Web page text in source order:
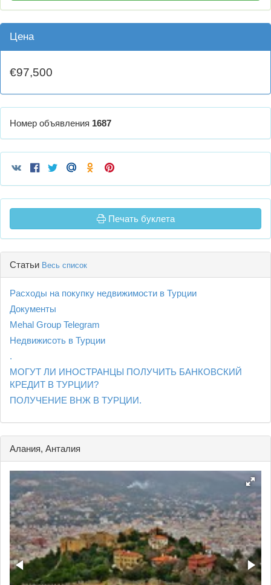
Цена
€97,500
Номер объявления 1687
Печать буклета
Статьи Весь список
Расходы на покупку недвижимости в Турции
Документы
Mehal Group Telegram
Недвижисоть в Турции
.
МОГУТ ЛИ ИНОСТРАНЦЫ ПОЛУЧИТЬ БАНКОВСКИЙ
КРЕДИТ В ТУРЦИИ?
ПОЛУЧЕНИЕ ВНЖ В ТУРЦИИ.
Алания, Анталия